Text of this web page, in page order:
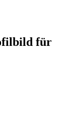
für